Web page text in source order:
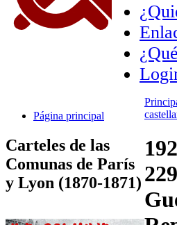
Página principal
Carteles de las
Comunas de París
y Lyon (1870-1871)